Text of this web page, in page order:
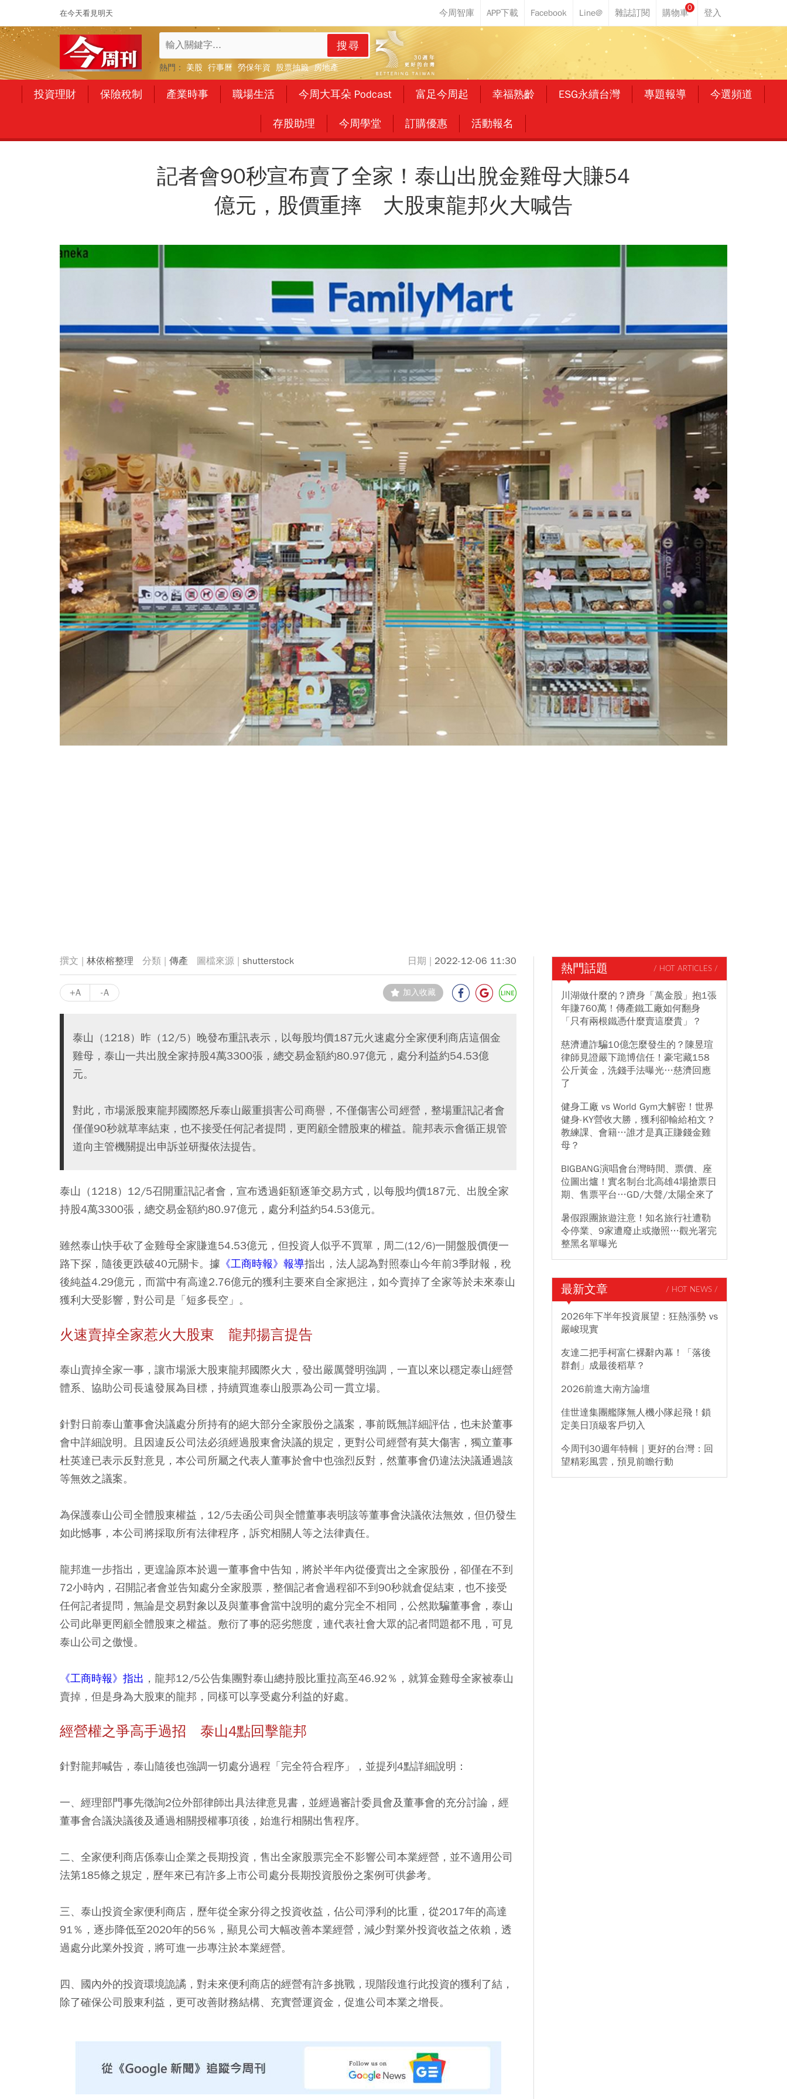
在今天看見明天
0
搜尋
熱門： 美股 行事曆 勞保年資 股票抽籤 房地產
投資理財 保險稅制 產業時事 職場生活 今周大耳朵 Podcast 富足今周起 幸福熟齡 ESG永續台灣 專題報導 今選頻道
存股助理 今周學堂 訂購優惠 活動報名
記者會90秒宣布賣了全家！泰山出脫金雞母大賺54
億元，股價重摔 大股東龍邦火大喊告
林依榕整理 傳產 shutterstock 2022-12-06 11:30
+A -A 加入收藏
泰山（1218）昨（12/5）晚發布重訊表示，以每股均價187元火速處分全家便利商店這個金
雞母，泰山一共出脫全家持股4萬3300張，總交易金額約80.97億元，處分利益約54.53億
元。
對此，市場派股東龍邦國際怒斥泰山嚴重損害公司商譽，不僅傷害公司經營，整場重訊記者會
僅僅90秒就草率結束，也不接受任何記者提問，更罔顧全體股東的權益。龍邦表示會循正規管
道向主管機關提出申訴並研擬依法提告。
泰山（1218）12/5召開重訊記者會，宣布透過鉅額逐筆交易方式，以每股均價187元、出脫全家
持股4萬3300張，總交易金額約80.97億元，處分利益約54.53億元。
雖然泰山快手砍了金雞母全家賺進54.53億元，但投資人似乎不買單，周二(12/6)一開盤股價便一
路下探，隨後更跌破40元關卡。據 《工商時報》報導指出，法人認為對照泰山今年前3季財報，稅
後純益4.29億元，而當中有高達2.76億元的獲利主要來自全家挹注，如今賣掉了全家等於未來泰山
獲利大受影響，對公司是「短多長空」。
火速賣掉全家惹火大股東 龍邦揚言提告
泰山賣掉全家一事，讓市場派大股東龍邦國際火大，發出嚴厲聲明強調，一直以來以穩定泰山經營
體系、協助公司長遠發展為目標，持續買進泰山股票為公司一貫立場。
針對日前泰山董事會決議處分所持有的絕大部分全家股份之議案，事前既無詳細評估，也未於董事
會中詳細說明。且因違反公司法必須經過股東會決議的規定，更對公司經營有莫大傷害，獨立董事
杜英達已表示反對意見，本公司所屬之代表人董事於會中也強烈反對，然董事會仍違法決議通過該
等無效之議案。
為保護泰山公司全體股東權益，12/5去函公司與全體董事表明該等董事會決議依法無效，但仍發生
如此憾事，本公司將採取所有法律程序，訴究相關人等之法律責任。
龍邦進一步指出，更遑論原本於週一董事會中告知，將於半年內從優賣出之全家股份，卻僅在不到
72小時內，召開記者會並告知處分全家股票，整個記者會過程卻不到90秒就倉促結束，也不接受
任何記者提問，無論是交易對象以及與董事會當中說明的處分完全不相同，公然欺騙董事會，泰山
公司此舉更罔顧全體股東之權益。敷衍了事的惡劣態度，連代表社會大眾的記者問題都不甩，可見
泰山公司之傲慢。
《工商時報》指出 ，龍邦12/5公告集團對泰山總持股比重拉高至46.92％，就算金雞母全家被泰山
賣掉，但是身為大股東的龍邦，同樣可以享受處分利益的好處。
經營權之爭高手過招 泰山4點回擊龍邦
針對龍邦喊告，泰山隨後也強調一切處分過程「完全符合程序」，並提列4點詳細說明：
一、經理部門事先徵詢2位外部律師出具法律意見書，並經過審計委員會及董事會的充分討論，經
董事會合議決議後及通過相關授權事項後，始進行相關出售程序。
二、全家便利商店係泰山企業之長期投資，售出全家股票完全不影響公司本業經營，並不適用公司
法第185條之規定，歷年來已有許多上市公司處分長期投資股份之案例可供參考。
三、泰山投資全家便利商店，歷年從全家分得之投資收益，佔公司淨利的比重，從2017年的高達
91％，逐步降低至2020年的56％，顯見公司大幅改善本業經營，減少對業外投資收益之依賴，透
過處分此業外投資，將可進一步專注於本業經營。
四、國內外的投資環境詭譎，對未來便利商店的經營有許多挑戰，現階段進行此投資的獲利了結，
除了確保公司股東利益，更可改善財務結構、充實營運資金，促進公司本業之增長。
熱門話題 / HOT ARTICLES /
川湖做什麼的？躋身「萬金股」抱1張
年賺760萬！傳產鐵工廠如何翻身
「只有兩根鐵憑什麼賣這麼貴」？
慈濟遭詐騙10億怎麼發生的？陳昱瑄
律師見證嚴下跪博信任！豪宅藏158
公斤黃金，洗錢手法曝光…慈濟回應
了
健身工廠 vs World Gym大解密！世界
健身-KY營收大勝，獲利卻輸給柏文？
教練課、會籍…誰才是真正賺錢金雞
母？
BIGBANG演唱會台灣時間、票價、座
位圖出爐！實名制台北高雄4場搶票日
期、售票平台…GD/大聲/太陽全來了
暑假跟團旅遊注意！知名旅行社遭勒
令停業、9家遭廢止或撤照…觀光署完
整黑名單曝光
最新文章 / HOT NEWS /
2026年下半年投資展望：狂熱漲勢 vs
嚴峻現實
友達二把手柯富仁裸辭內幕！「落後
群創」成最後稻草？
2026前進大南方論壇
佳世達集團艦隊無人機小隊起飛！鎖
定美日頂級客戶切入
今周刊30週年特輯｜更好的台灣：回
望精彩風雲，預見前瞻行動